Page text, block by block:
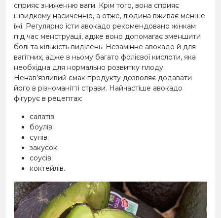
сприяє зниженню ваги. Крім того, вона сприяє
швидкому насиченню, а отже, людина вживає менше
їжі. Регулярно їсти авокадо рекомендовано жінкам
під час менструації, адже воно допомагає зменшити
болі та кількість виділень. Незамінне авокадо й для
вагітних, адже в ньому багато фолієвої кислоти, яка
необхідна для нормально розвитку плоду.
Ненав’язливий смак продукту дозволяє додавати
його в різноманітті страви. Найчастіше авокадо
фігурує в рецептах:
салатів;
боулів;
супів;
закусок;
соусів;
коктейлів.